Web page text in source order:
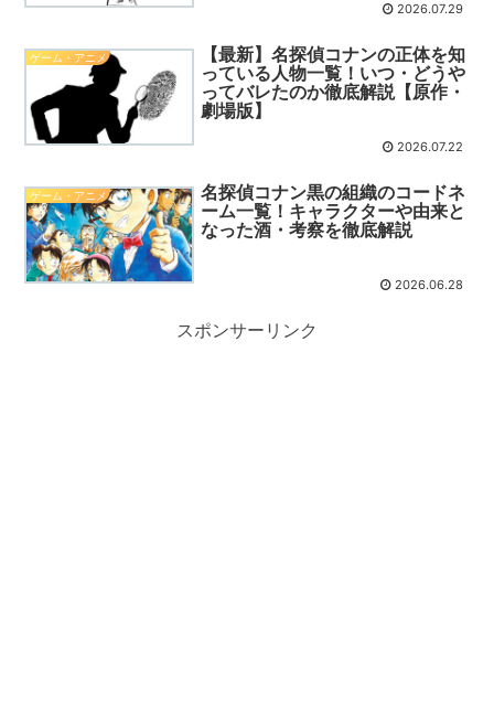
2026.07.29
ゲーム・アニメ
【最新】名探偵コナンの正体を知
っている人物一覧！いつ・どうや
ってバレたのか徹底解説【原作・
劇場版】
2026.07.22
ゲーム・アニメ
名探偵コナン黒の組織のコードネ
ーム一覧！キャラクターや由来と
なった酒・考察を徹底解説
2026.06.28
スポンサーリンク